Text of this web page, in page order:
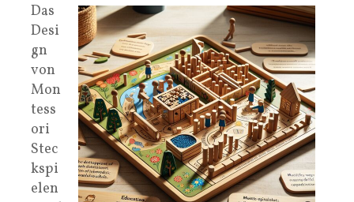
Das
Desi
gn
von
Mon
tess
ori
Stec
kspi
elen